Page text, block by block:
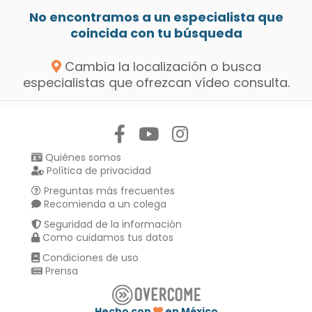
No encontramos a un especialista que
coincida con tu búsqueda
Cambia la localización o busca
especialistas que ofrezcan vídeo consulta.
Quiénes somos
Política de privacidad
Preguntas más frecuentes
Recomienda a un colega
Seguridad de la información
Como cuidamos tus datos
Condiciones de uso
Prensa